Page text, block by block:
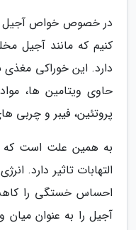
در خصوص خواص آجیل
کنیم که مانند آجیل
دارد. این خوراکی
حاوی ویتامین ها،
پروتئین، فیبر و چربی
به همین علت است
التهابات تاثیر دارد.
احساس خستگی را
آجیل را به عنوان